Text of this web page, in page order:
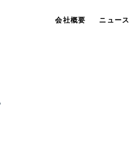
会社概要 ニュース